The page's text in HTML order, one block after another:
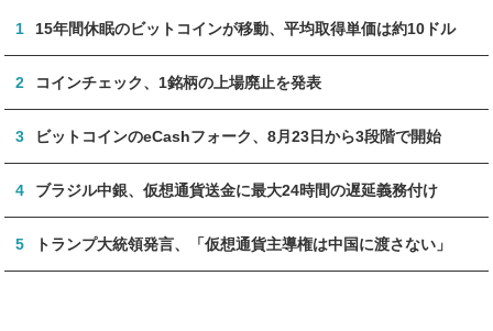
1 15年間休眠のビットコインが移動、平均取得単価は約10ドル
2 コインチェック、1銘柄の上場廃止を発表
3 ビットコインのeCashフォーク、8月23日から3段階で開始
4 ブラジル中銀、仮想通貨送金に最大24時間の遅延義務付け
5 トランプ大統領発言、「仮想通貨主導権は中国に渡さない」